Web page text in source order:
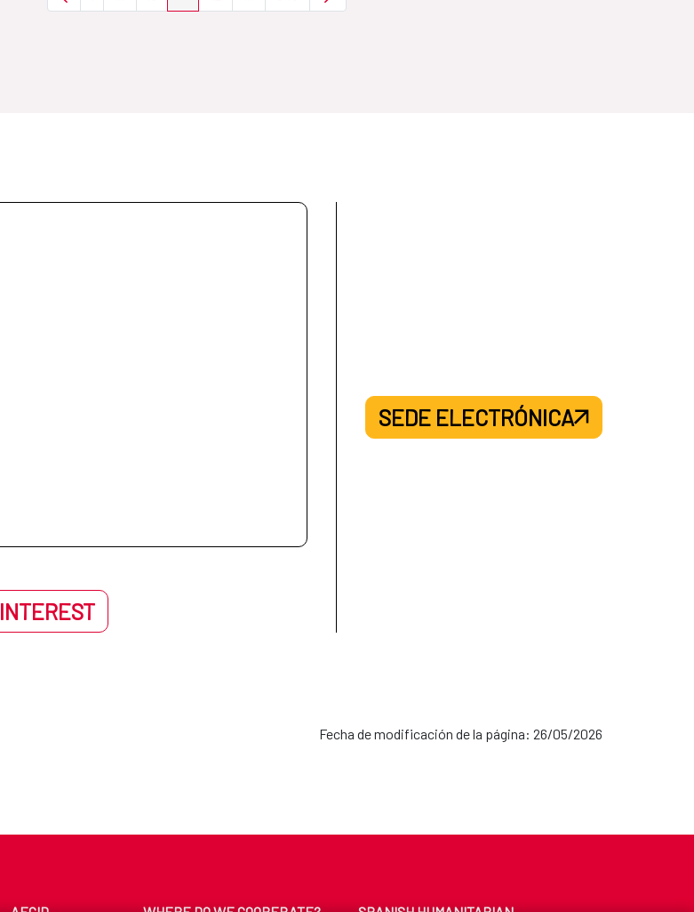
SEDE ELECTRÓNICA
Fecha de modificación de la página: 26/05/2026